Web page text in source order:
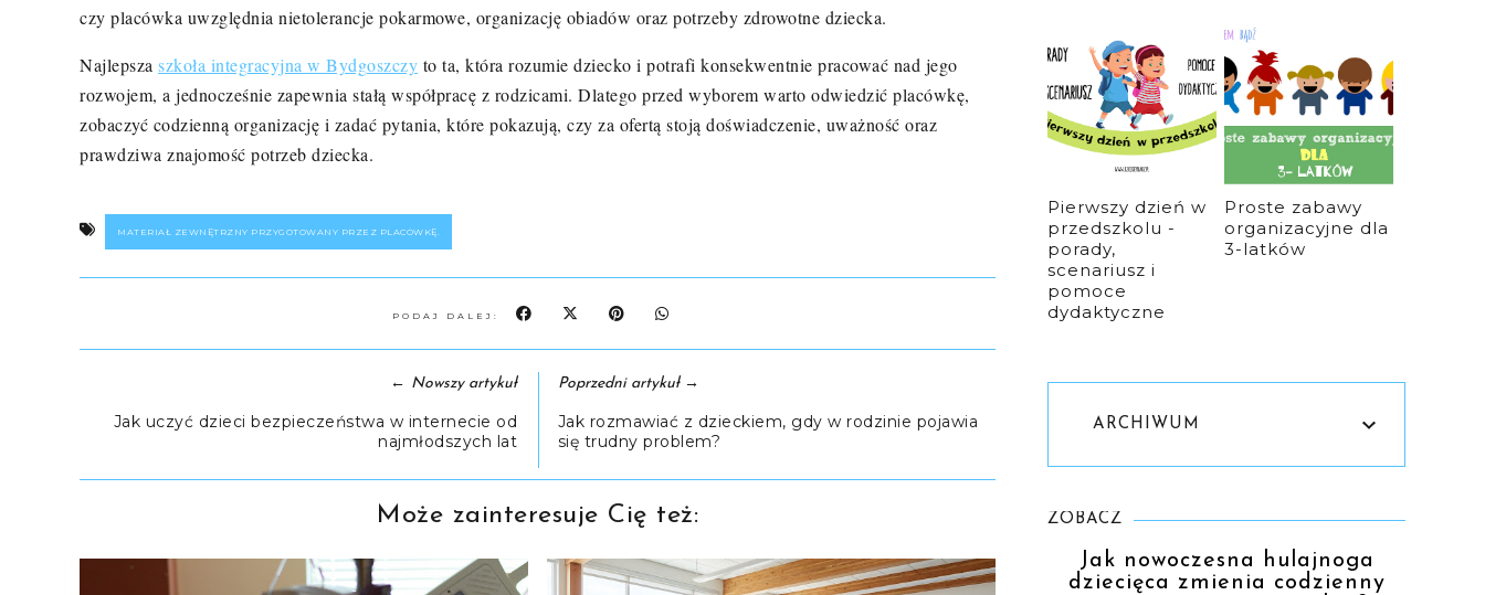
czy placówka uwzględnia nietolerancje pokarmowe, organizację obiadów oraz potrzeby zdrowotne dziecka.
Najlepsza szkoła integracyjna w Bydgoszczy to ta, która rozumie dziecko i potrafi konsekwentnie pracować nad jego
rozwojem, a jednocześnie zapewnia stałą współpracę z rodzicami. Dlatego przed wyborem warto odwiedzić placówkę,
zobaczyć codzienną organizację i zadać pytania, które pokazują, czy za ofertą stoją doświadczenie, uważność oraz
prawdziwa znajomość potrzeb dziecka.
MATERIAŁ ZEWNĘTRZNY PRZYGOTOWANY PRZEZ PLACÓWKĘ.
PODAJ DALEJ:
← Nowszy artykuł
Jak uczyć dzieci bezpieczeństwa w internecie od
najmłodszych lat
Poprzedni artykuł→
Jak rozmawiać z dzieckiem, gdy w rodzinie pojawia
się trudny problem?
Może zainteresuje Cię też:
Pierwszy dzień w
przedszkolu -
porady,
scenariusz i
pomoce
dydaktyczne
Proste zabawy
organizacyjne dla
3-latków
ARCHIWUM
ZOBACZ
Jak nowoczesna hulajnoga
dziecięca zmienia codzienny